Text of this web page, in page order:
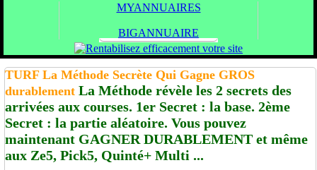
MYANNUAIRES
BIGANNUAIRE
TURF La Méthode Secrète Qui Gagne GROS
durablement La Méthode révèle les 2 secrets des
arrivées aux courses. 1er Secret : la base. 2ème
Secret : la partie aléatoire. Vous pouvez
maintenant GAGNER DURABLEMENT et même
aux Ze5, Pick5, Quinté+ Multi ...